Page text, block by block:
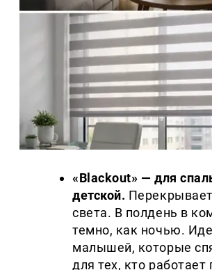
«Blackout» — для
детской.
света. В полдень в
темно, как ночью.
малышей, которые
для тех, кто работает